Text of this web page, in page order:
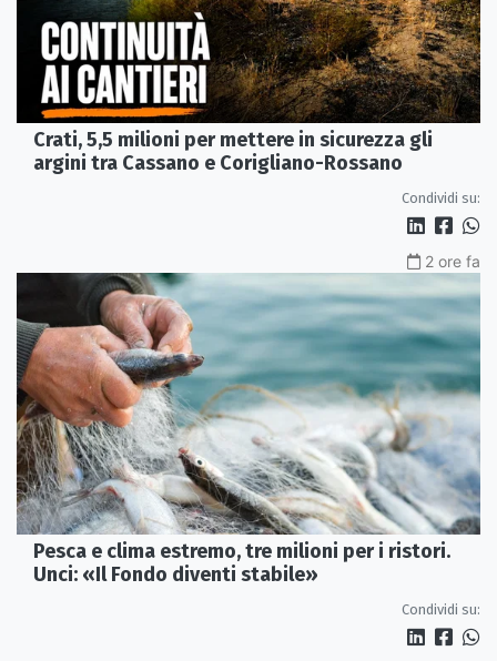
Crati, 5,5 milioni per mettere in sicurezza gli
argini tra Cassano e Corigliano-Rossano
Condividi su:
2 ore fa
Pesca e clima estremo, tre milioni per i ristori.
Unci: «Il Fondo diventi stabile»
Condividi su: